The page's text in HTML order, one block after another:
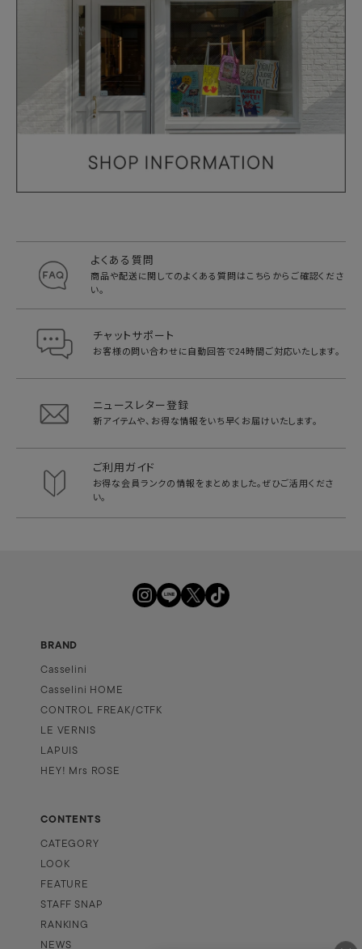
よくある質問
商品や配送に関してのよくある質問はこちらからご確認くださ
い。
チャットサポート
お客様の問い合わせに自動回答で24時間ご対応いたします。
ニュースレター登録
新アイテムや、お得な情報をいち早く お届けいたします。
ご利用ガイド
お得な会員ランクの情報をまとめました。ぜひご活用くださ
い。
BRAND
Casselini
Casselini HOME
CONTROL FREAK/CTFK
LE VERNIS
LAPUIS
HEY! Mrs ROSE
CONTENTS
CATEGORY
LOOK
FEATURE
STAFF SNAP
RANKING
NEWS